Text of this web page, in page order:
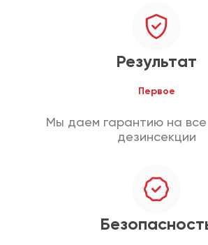
Результат
Первое
Мы даем гарантию на все
дезинсекции